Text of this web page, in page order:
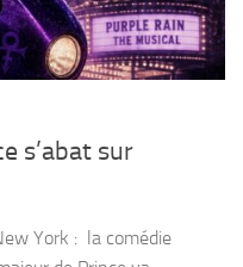
s’abat sur
York : la comédie